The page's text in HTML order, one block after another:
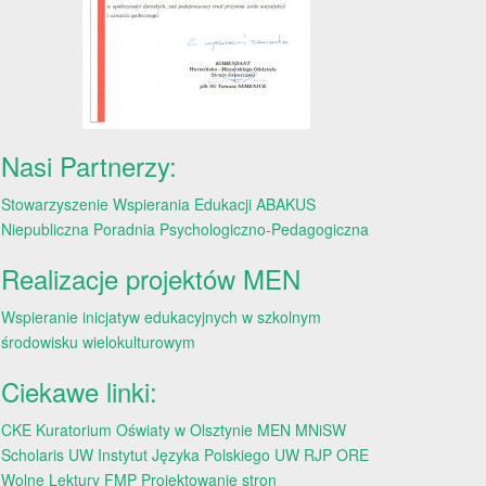
Nasi Partnerzy:
Stowarzyszenie Wspierania Edukacji ABAKUS
Niepubliczna Poradnia Psychologiczno-Pedagogiczna
Realizacje projektów MEN
Wspieranie inicjatyw edukacyjnych w szkolnym
środowisku wielokulturowym
Ciekawe linki:
CKE Kuratorium Oświaty w Olsztynie MEN MNiSW
Scholaris UW Instytut Języka Polskiego UW RJP ORE
Wolne Lektury FMP Projektowanie stron